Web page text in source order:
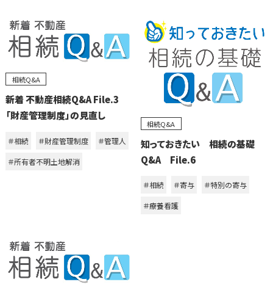
相続Q&A
新着 不動産相続Q&A File.3
「財産管理制度」の見直し
＃相続 ＃財産管理制度
＃管理人
＃所有者不明土地解消
相続Q&A
知っておきたい 相続の基礎
Q&A File.6
＃相続 ＃寄与
＃特別の寄与
＃療養看護